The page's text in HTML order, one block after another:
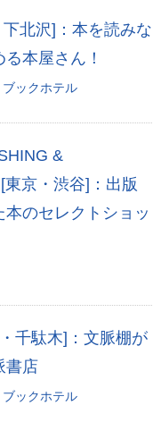
北沢]：本を読みな
本屋さん！
ックホテル
&
京・渋谷]：出版
のセレクトショッ
千駄木]：文脈棚が
書店
ックホテル